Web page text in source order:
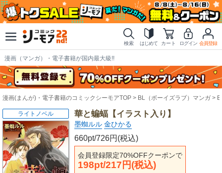
検索 はじめて カート ログイン 会員登録
漫画（マンガ）・電子書籍が国内最大級!!
漫画(まんが)・電子書籍のコミックシーモアTOP BL（ボーイズラブ）マンガ
華と蝙蝠【イラスト入り】
墨蜘ルル 金ひかる
660pt/726円(税込)
会員登録限定70%OFFクーポンで
198pt/217円(税込)
ライトノベル